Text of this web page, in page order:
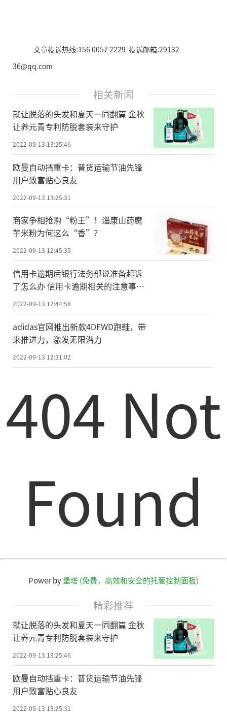
文章投诉热线:156 0057 2229 投诉邮箱:29132
36@qq.com
相关新闻
就让脱落的头发和夏天一同翻篇 金秋
让养元青专利防脱套装来守护
2022-09-13 13:25:46
欧曼自动挡重卡：普货运输节油先锋
用户致富贴心良友
2022-09-13 13:25:31
商家争相抢购“粉王”！淄康山药魔
芋米粉为何这么“香”？
2022-09-13 12:45:35
信用卡逾期后银行法务部说准备起诉
了怎么办 信用卡逾期相关的注意事项
有哪些？
2022-09-13 12:44:58
adidas官网推出新款4DFWD跑鞋，带
来推进力，激发无限潜力
2022-09-13 12:31:02
404 Not
Found
Power by堡塔 (免费，高效和安全的托管控制面板)
精彩推荐
就让脱落的头发和夏天一同翻篇 金秋
让养元青专利防脱套装来守护
2022-09-13 13:25:46
欧曼自动挡重卡：普货运输节油先锋
用户致富贴心良友
2022-09-13 13:25:31